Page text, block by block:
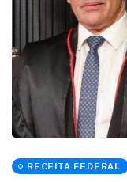
RECEITA FEDERAL